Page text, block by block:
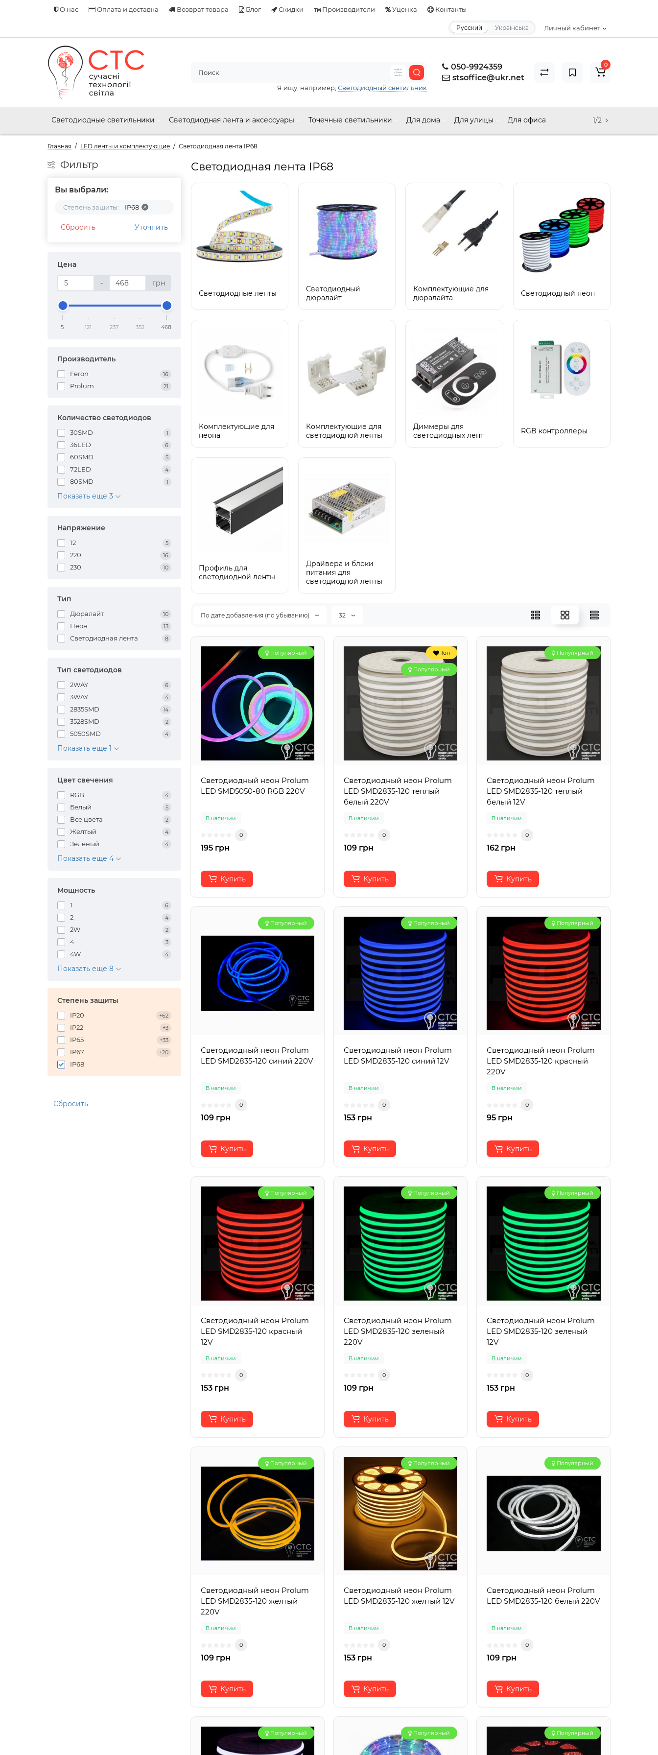
О нас Оплата и доставка Возврат товара Блог Скидки Производители Уценка Контакты
Личный кабинет
Русский Українська
050-9924359
stsoffice@ukr.net
Я ищу, например, Светодиодный светильник
0
Светодиодные светильники Светодиодная лента и аксессуары Точечные светильники Для дома Для улицы Для офиса 1/2
Главная LED ленты и комплектующие Светодиодная лента IP68
Фильтр
Вы выбрали:
Степень защиты: IP68
Сбросить Уточнить
Цена
- грн
5 121 237 352 468
Производитель
Feron 16
Prolum 21
Количество светодиодов
30SMD 1
36LED 6
60SMD 5
72LED 4
80SMD 1
Показать еще 3
Напряжение
12 5
220 16
230 10
Тип
Дюралайт 10
Неон 13
Светодиодная лента 8
Тип светодиодов
2WAY 6
3WAY 4
2835SMD 14
3528SMD 2
5050SMD 4
Показать еще 1
Цвет свечения
RGB 4
Белый 5
Все цвета 2
Желтый 4
Зеленый 4
Показать еще 4
Мощность
1 6
2 4
2W 2
4 3
4W 4
Показать еще 8
Степень защиты
IP20 +62
IP22 +3
IP65 +33
IP67 +20
IP68
Сбросить
Светодиодная лента IP68
Светодиодные ленты
Светодиодный
дюралайт
Комплектующие для
дюралайта
Светодиодный неон
Комплектующие для
неона
Комплектующие для
светодиодной ленты
Диммеры для
светодиодных лент
RGB контроллеры
Профиль для
светодиодной ленты
Драйвера и блоки
питания для
светодиодной ленты
По дате добавления (по убыванию) 32
Популярный
Светодиодный неон Prolum
LED SMD5050-80 RGB 220V
В наличии
0
195 грн
Купить
Топ
Популярный
Светодиодный неон Prolum
LED SMD2835-120 теплый
белый 220V
В наличии
0
109 грн
Купить
Популярный
Светодиодный неон Prolum
LED SMD2835-120 теплый
белый 12V
В наличии
0
162 грн
Купить
Популярный
Светодиодный неон Prolum
LED SMD2835-120 синий 220V
В наличии
0
109 грн
Купить
Популярный
Светодиодный неон Prolum
LED SMD2835-120 синий 12V
В наличии
0
153 грн
Купить
Популярный
Светодиодный неон Prolum
LED SMD2835-120 красный
220V
В наличии
0
95 грн
Купить
Популярный
Светодиодный неон Prolum
LED SMD2835-120 красный
12V
В наличии
0
153 грн
Купить
Популярный
Светодиодный неон Prolum
LED SMD2835-120 зеленый
220V
В наличии
0
109 грн
Купить
Популярный
Светодиодный неон Prolum
LED SMD2835-120 зеленый
12V
В наличии
0
153 грн
Купить
Популярный
Светодиодный неон Prolum
LED SMD2835-120 желтый
220V
В наличии
0
109 грн
Купить
Популярный
Светодиодный неон Prolum
LED SMD2835-120 желтый 12V
В наличии
0
153 грн
Купить
Популярный
Светодиодный неон Prolum
LED SMD2835-120 белый 220V
В наличии
0
109 грн
Купить
Популярный Популярный Популярный